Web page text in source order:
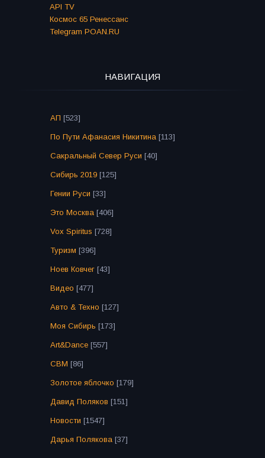
API TV
Космос 65 Ренессанс
Telegram POAN.RU
НАВИГАЦИЯ
АП [523]
По Пути Афанасия Никитина [113]
Сакральный Север Руси [40]
Сибирь 2019 [125]
Гении Руси [33]
Это Москва [406]
Vox Spiritus [728]
Туризм [396]
Ноев Ковчег [43]
Видео [477]
Авто & Техно [127]
Моя Сибирь [173]
Art&Dance [557]
СВМ [86]
Золотое яблочко [179]
Давид Поляков [151]
Новости [1547]
Дарья Полякова [37]